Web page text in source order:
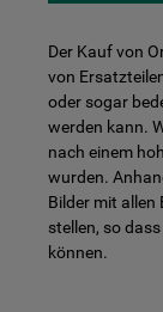
Der Kauf von
von
oder sogar
werden kann.
nach einem
wurden.
Bilder mit allen
stellen, so
können.